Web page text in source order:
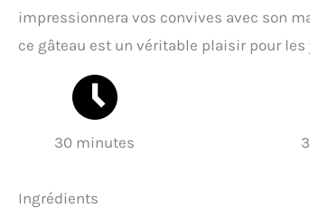
impressionnera vos convives avec son
ce gâteau est un véritable plaisir pour les
30 minutes
Ingrédients